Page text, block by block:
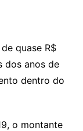
quase R$
dos anos de
dentro do
o montante